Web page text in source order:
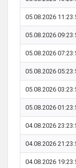
05.08.2026
05.08.2026
05.08.2026
05.08.2026
05.08.2026
05.08.2026
04.08.2026
04.08.2026
04.08.2026